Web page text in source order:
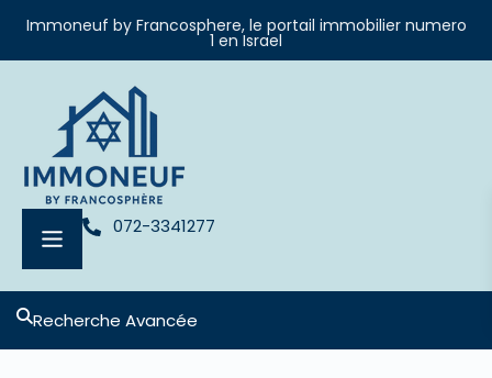
Immoneuf by Francosphere, le portail immobilier numero
1 en Israel
072-3341277
Recherche Avancée